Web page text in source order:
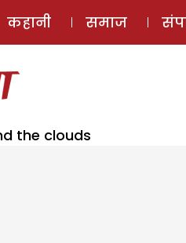
कहानी समाज
the clouds